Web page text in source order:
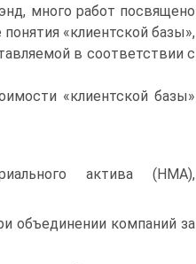
много работ посвящено
«клиентской базы»,
в соответствии с
«клиентской базы»
актива (НМА),
объединении компаний за